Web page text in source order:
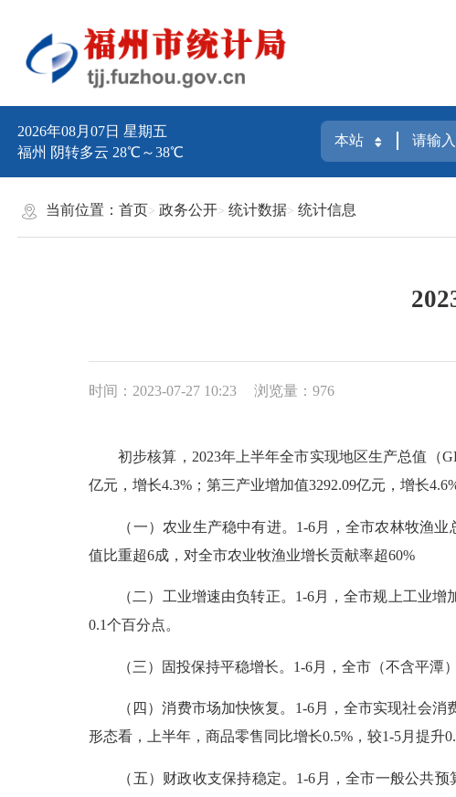
2026年08月07日 星期五
福州 阴转多云 28℃～38℃
当前位置： 首页 政务公开 统计数据 统计信息
时间：2023-07-27 10:23 浏览量：976
初步核算，2023年上半年全市实现地区生产总值（
亿元，增长4.3%；第三产业增加值3292.09亿元，增长4.6%
（一）农业生产稳中有进。1-6月，全市农林牧渔业
值比重超6成，对全市农业牧渔业增长贡献率超60%
（二）工业增速由负转正。1-6月，全市规上工业增加
0.1个百分点。
（三）固投保持平稳增长。1-6月，全市（不含平潭）
（四）消费市场加快恢复。1-6月，全市实现社会消费
形态看，上半年，商品零售同比增长0.5%，较1-5月提升
（五）财政收支保持稳定。1-6月，全市一般公共预算